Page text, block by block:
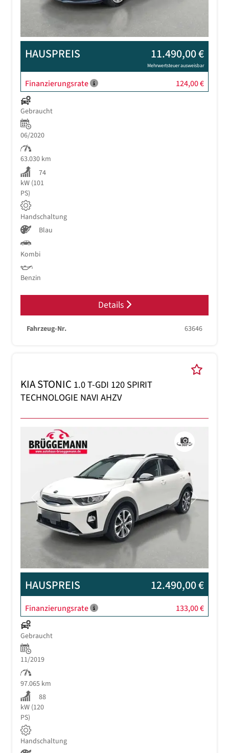
HAUSPREIS 11.490,00 €
Mehrwertsteuer ausweisbar
Finanzierungsrate 124,00 €
Gebraucht
06/2020
63.030 km
74
kW (101
PS)
Handschaltung
Blau
Kombi
Benzin
Details
Fahrzeug-Nr. 63646
KIA STONIC 1.0 T-GDI 120 SPIRIT
TECHNOLOGIE NAVI AHZV
Previous Next
HAUSPREIS 12.490,00 €
Finanzierungsrate 133,00 €
Gebraucht
11/2019
97.065 km
88
kW (120
PS)
Handschaltung